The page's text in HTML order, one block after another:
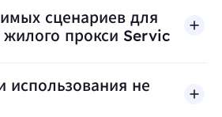
сценариев для
прокси Servic
использования не